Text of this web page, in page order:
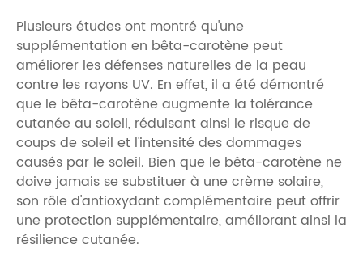
Plusieurs études ont montré qu'une
supplémentation en bêta-carotène peut
améliorer les défenses naturelles de la peau
contre les rayons UV. En effet, il a été démontré
que le bêta-carotène augmente la tolérance
cutanée au soleil, réduisant ainsi le risque de
coups de soleil et l'intensité des dommages
causés par le soleil. Bien que le bêta-carotène ne
doive jamais se substituer à une crème solaire,
son rôle d'antioxydant complémentaire peut offrir
une protection supplémentaire, améliorant ainsi la
résilience cutanée.